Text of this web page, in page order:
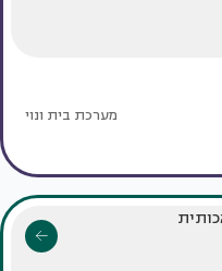
מערכת בית ונוי